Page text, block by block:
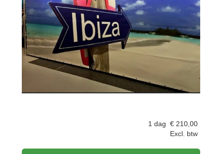
1 dag € 210,00
Excl. btw